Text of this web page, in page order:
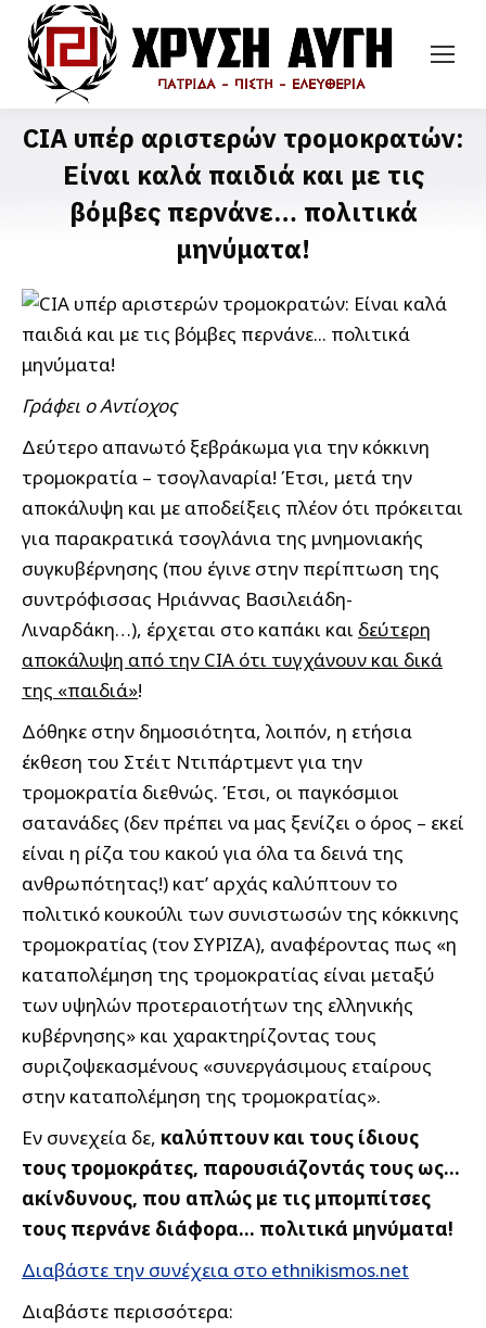
CIA υπέρ αριστερών τρομοκρατών:
Είναι καλά παιδιά και με τις
βόμβες περνάνε… πολιτικά
μηνύματα!
Γράφει ο Αντίοχος
Δεύτερο απανωτό ξεβράκωμα για την κόκκινη
τρομοκρατία – τσογλαναρία! Έτσι, μετά την
αποκάλυψη και με αποδείξεις πλέον ότι πρόκειται
για παρακρατικά τσογλάνια της μνημονιακής
συγκυβέρνησης (που έγινε στην περίπτωση της
συντρόφισσας Ηριάννας Βασιλειάδη-
Λιναρδάκη…), έρχεται στο καπάκι και δεύτερη
αποκάλυψη από την CIA ότι τυγχάνουν και δικά
της «παιδιά»!
Δόθηκε στην δημοσιότητα, λοιπόν, η ετήσια
έκθεση του Στέιτ Ντιπάρτμεντ για την
τρομοκρατία διεθνώς. Έτσι, οι παγκόσμιοι
σατανάδες (δεν πρέπει να μας ξενίζει ο όρος – εκεί
είναι η ρίζα του κακού για όλα τα δεινά της
ανθρωπότητας!) κατ’ αρχάς καλύπτουν το
πολιτικό κουκούλι των συνιστωσών της κόκκινης
τρομοκρατίας (τον ΣΥΡΙΖΑ), αναφέροντας πως «η
καταπολέμηση της τρομοκρατίας είναι μεταξύ
των υψηλών προτεραιοτήτων της ελληνικής
κυβέρνησης» και χαρακτηρίζοντας τους
συριζοψεκασμένους «συνεργάσιμους εταίρους
στην καταπολέμηση της τρομοκρατίας».
Εν συνεχεία δε, καλύπτουν και τους ίδιους
τους τρομοκράτες, παρουσιάζοντάς τους ως…
ακίνδυνους, που απλώς με τις μπομπίτσες
τους περνάνε διάφορα… πολιτικά μηνύματα!
Διαβάστε την συνέχεια στο ethnikismos.net
Διαβάστε περισσότερα: